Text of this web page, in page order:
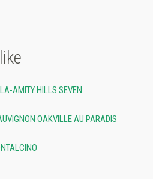
AMITY HILLS SEVEN
OAKVILLE AU PARADIS